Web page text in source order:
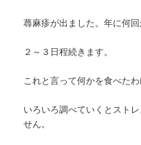
蕁麻疹が出ました。年に何
２～３日程続きます。
これと言って何かを食べたわ
いろいろ調べていくとスト
せん。